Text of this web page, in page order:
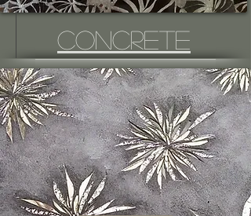
Concrete